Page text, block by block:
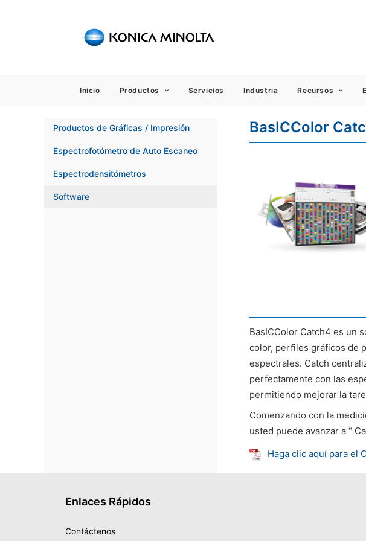
Inicio Productos Servicios Industria Recursos
Productos de Gráficas / Impresión
Espectrofotómetro de Auto Escaneo
Espectrodensitómetros
Software
BasICColor
BasICColor Catch4 es un
color, perfiles gráficos de
espectrales. Catch
perfectamente con las
permitiendo mejorar la
Comenzando con la
usted puede avanzar a “
Haga clic aquí para el
Enlaces Rápidos
Contáctenos